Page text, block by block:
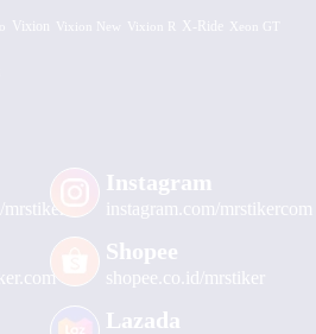
Vixion Vixion New Vixion R X-Ride Xeon GT
Instagram
instagram.com/mrstikercom
Shopee
shopee.co.id/mrstiker
Lazada